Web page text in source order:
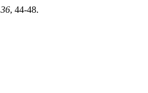
36, 44-48.